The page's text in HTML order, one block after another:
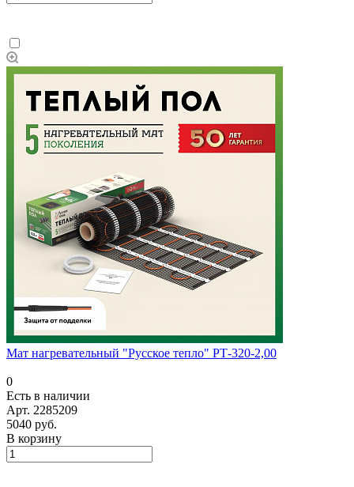
Мат нагревательный "Русское тепло" РТ-320-2,00
0
Есть в наличии
Арт. 2285209
5040 руб.
В корзину